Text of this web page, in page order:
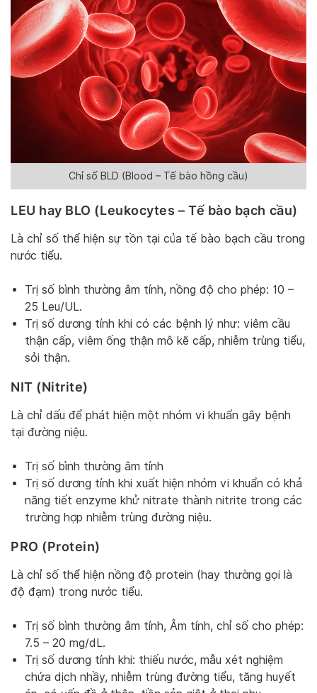
Chỉ số BLD (Blood – Tế bào hồng cầu)
LEU hay BLO (Leukocytes – Tế bào bạch cầu)
Là chỉ số thể hiện sự tồn tại của tế bào bạch cầu trong
nước tiểu.
Trị số bình thường âm tính, nồng độ cho phép: 10 –
25 Leu/UL.
Trị số dương tính khi có các bệnh lý như: viêm cầu
thận cấp, viêm ống thận mô kẽ cấp, nhiễm trùng tiểu,
sỏi thận.
NIT (Nitrite)
Là chỉ dấu để phát hiện một nhóm vi khuẩn gây bệnh
tại đường niệu.
Trị số bình thường âm tính
Trị số dương tính khi xuất hiện nhóm vi khuẩn có khả
năng tiết enzyme khử nitrate thành nitrite trong các
trường hợp nhiễm trùng đường niệu.
PRO (Protein)
Là chỉ số thể hiện nồng độ protein (hay thường gọi là
độ đạm) trong nước tiểu.
Trị số bình thường âm tính, Âm tính, chỉ số cho phép:
7.5 – 20 mg/dL.
Trị số dương tính khi: thiếu nước, mẫu xét nghiệm
chứa dịch nhầy, nhiễm trùng đường tiểu, tăng huyết